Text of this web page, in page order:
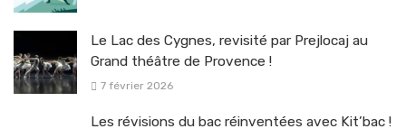
Le Lac des Cygnes, revisité par Prejlocaj au
Grand théâtre de Provence !
7 février 2026
Les révisions du bac réinventées avec Kit’bac !